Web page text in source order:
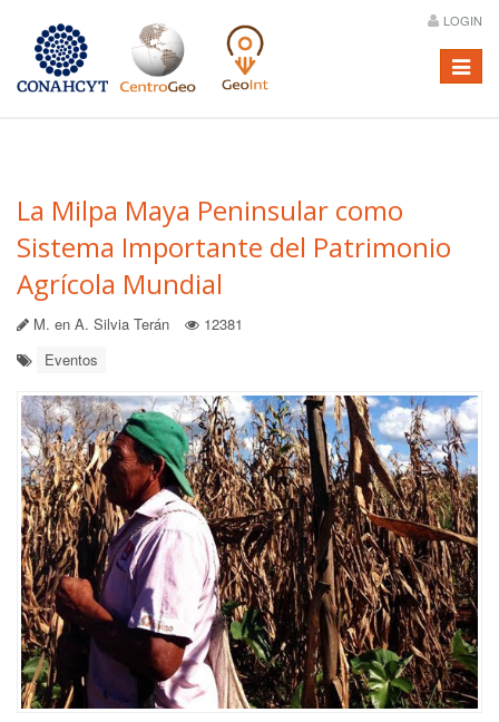
LOGIN
Menú
La Milpa Maya Peninsular como
Sistema Importante del Patrimonio
Agrícola Mundial
M. en A. Silvia Terán
12381
Eventos